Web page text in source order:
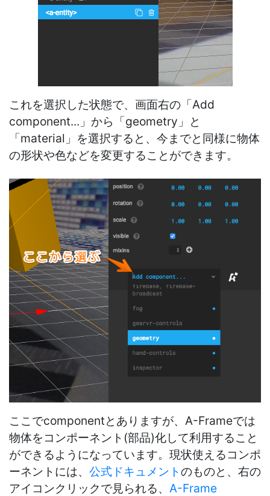
これを選択した状態で、画面右の「Add
component...」から「geometry」と
「material」を選択すると、今までと同様に物体
の形状や色などを変更することができます。
ここでcomponentとありますが、A-Frameでは
物体をコンポーネント(部品)化して利用すること
ができるようになっています。現状使えるコンポ
ーネントには、 公式ドキュメントのものと、右の
アイコンクリックで見られる、 A-Frame